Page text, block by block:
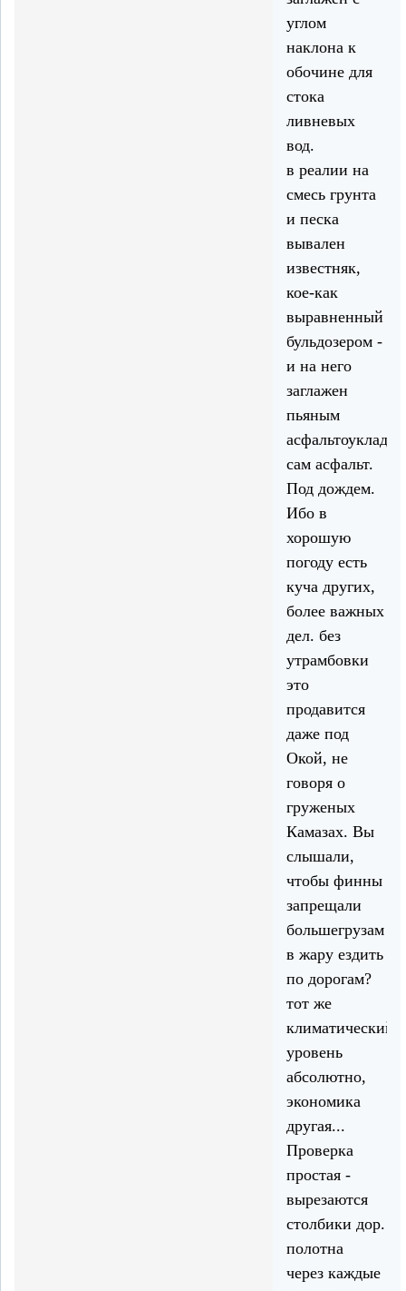
углом
наклона к
обочине для
стока
ливневых
вод.
в реалии на
смесь грунта
и песка
вывален
известняк,
кое-как
выравненный
бульдозером -
и на него
заглажен
пьяным
сам асфальт.
Под дождем.
Ибо в
хорошую
погоду есть
куча других,
более важных
дел. без
утрамбовки
это
продавится
даже под
Окой, не
говоря о
груженых
Камазах. Вы
слышали,
чтобы финны
запрещали
большегрузам
в жару ездить
по дорогам?
тот же
климатический
уровень
абсолютно,
экономика
другая...
Проверка
простая -
вырезаются
столбики дор.
полотна
через каждые